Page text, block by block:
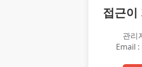
접근이
관리
Email